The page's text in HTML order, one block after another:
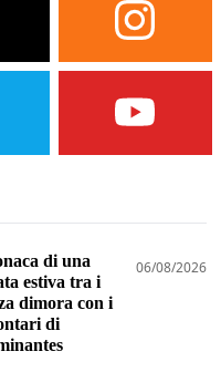
di una
estiva tra i
dimora con i
di
06/08/2026